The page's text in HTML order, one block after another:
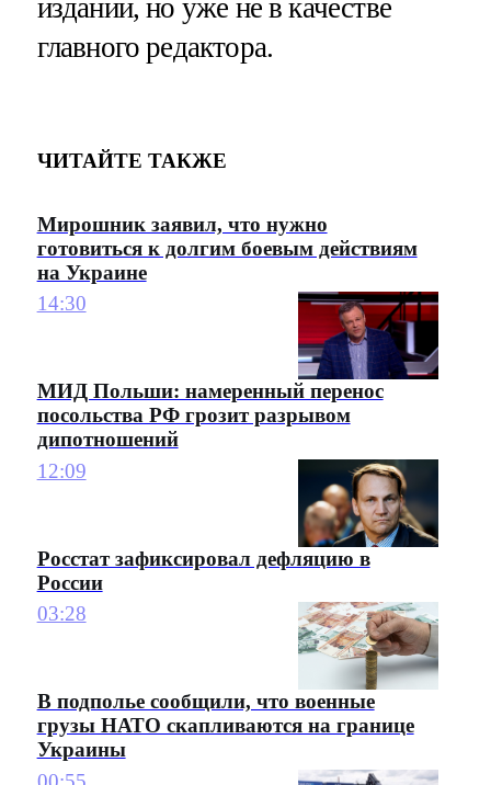
издании, но уже не в качестве
главного редактора.
ЧИТАЙТЕ ТАКЖЕ
Мирошник заявил, что нужно
готовиться к долгим боевым действиям
на Украине
14:30
МИД Польши: намеренный перенос
посольства РФ грозит разрывом
дипотношений
12:09
Росстат зафиксировал дефляцию в
России
03:28
В подполье сообщили, что военные
грузы НАТО скапливаются на границе
Украины